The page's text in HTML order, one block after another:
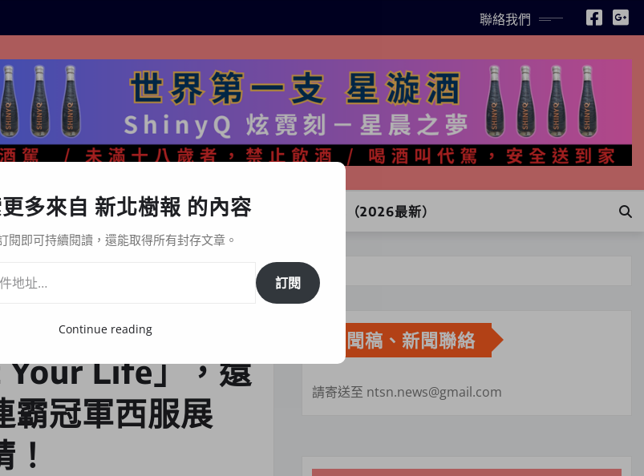
聯絡我們
關於樹報 星漩酒哪裡買｜官方購買通路與LINE訂購（2026最新）
十連霸冠軍西服展演、知名藝人舞台走秀超吸睛！
Your Life」，還
霸冠軍西服展
新聞稿、新聞聯絡
請寄送至 ntsn.news@gmail.com
多來自 新北樹報 的內容
閱即可持續閱讀，還能取得所有封存文章。
訂閱
Continue reading